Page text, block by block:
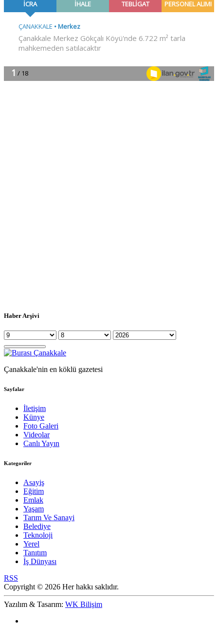
Haber Arşivi
Çanakkale'nin en köklü gazetesi
Sayfalar
İletişim
Künye
Foto Galeri
Videolar
Canlı Yayın
Kategoriler
Asayiş
Eğitim
Emlak
Yaşam
Tarım Ve Sanayi
Belediye
Teknoloji
Yerel
Tanıtım
İş Dünyası
RSS
Copyright © 2026 Her hakkı saklıdır.
Yazılım & Tasarım: WK Bilişim